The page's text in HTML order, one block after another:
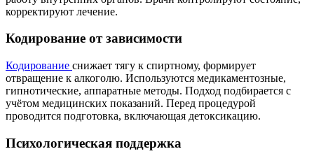
корректируют лечение.
Кодирование от зависимости
Кодирование снижает тягу к спиртному, формирует
отвращение к алкоголю. Используются медикаментозные,
гипнотические, аппаратные методы. Подход подбирается с
учётом медицинских показаний. Перед процедурой
проводится подготовка, включающая детоксикацию.
Психологическая поддержка